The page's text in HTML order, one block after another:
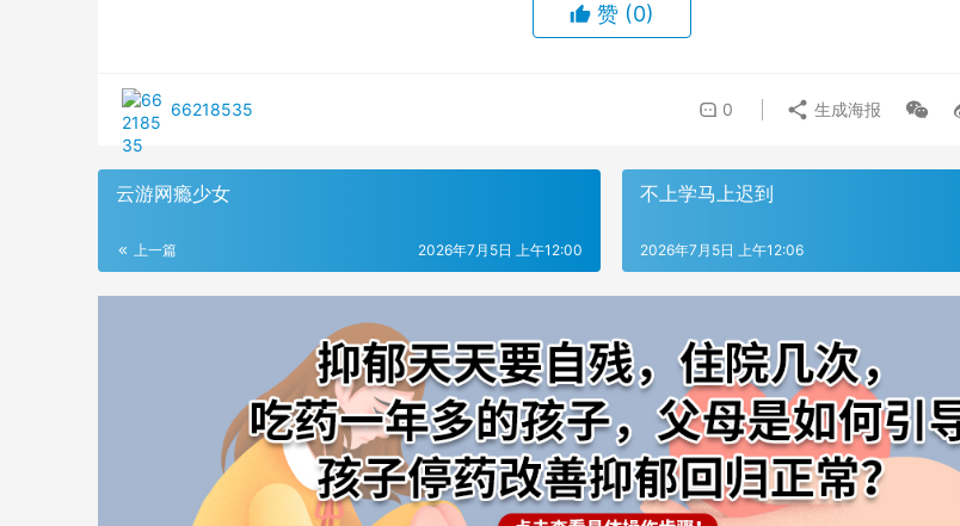
赞 (0)
66218535 0 生成海报
云游网瘾少女
上一篇 2026年7月5日 上午12:00
不上学马上迟到
2026年7月5日 上午12:06